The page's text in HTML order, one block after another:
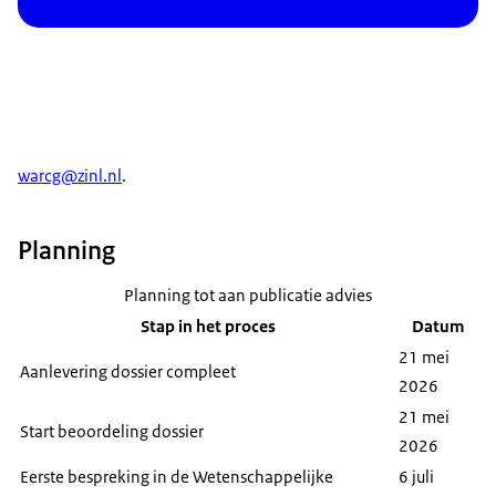
Soms blijkt tijdens de beoordeling dat er
Of dat het niet bij alle patiënten lijkt te werken. We
adviseren dan over wie het medicijn moet krijgen.
Soms is het medicijn heel duur. Vergoeding
hiervan kan dan ten koste gaan van zorg voor
andere patiënten. We adviseren dan om over de
prijs te onderhandelen.
Bij de beoordeling betrekken we
zorgverzekeraars. En we krijgen advies van twee
warcg@zinl.nl .
Planning
Planning tot aan publicatie advies
Stap in het proces
Datum
Aanlevering dossier compleet
21 mei
2026
Start beoordeling dossier
21 mei
2026
Eerste bespreking in de Wetenschappelijke
6 juli